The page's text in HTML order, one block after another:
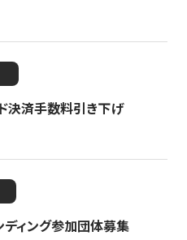
決済手数料引き下げ
ィング参加団体募集